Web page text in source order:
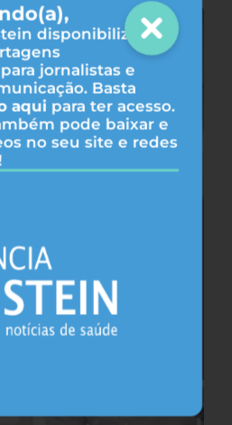
disponibiliza
jornalistas e
Basta
aqui para ter acesso.
pode baixar e
no seu site e redes
após os 45 anos pode
demência